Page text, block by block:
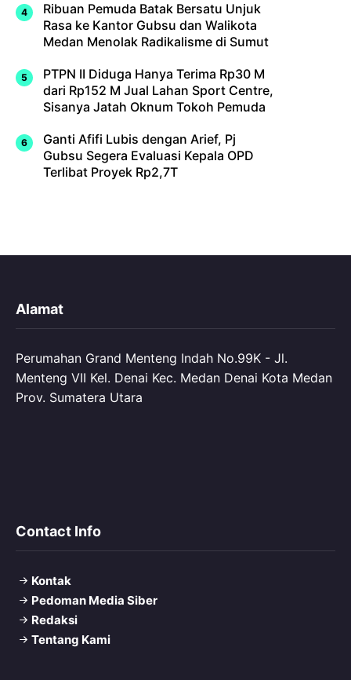
Ribuan Pemuda Batak Bersatu Unjuk
Rasa ke Kantor Gubsu dan Walikota
Medan Menolak Radikalisme di Sumut
PTPN II Diduga Hanya Terima Rp30 M
dari Rp152 M Jual Lahan Sport Centre,
Sisanya Jatah Oknum Tokoh Pemuda
Ganti Afifi Lubis dengan Arief, Pj
Gubsu Segera Evaluasi Kepala OPD
Terlibat Proyek Rp2,7T
Alamat
Perumahan Grand Menteng Indah No.99K - Jl.
Menteng VII Kel. Denai Kec. Medan Denai Kota Medan
Prov. Sumatera Utara
Contact Info
Kontak
Pedoman Media Siber
Redaksi
Tentang Kami